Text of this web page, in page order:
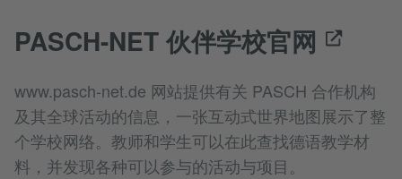
PASCH-NET 伙伴学校官网
www.pasch-net.de 网站提供有关 PASCH 合作机构
及其全球活动的信息，一张互动式世界地图展示了整
个学校网络。教师和学生可以在此查找德语教学材
料，并发现各种可以参与的活动与项目。